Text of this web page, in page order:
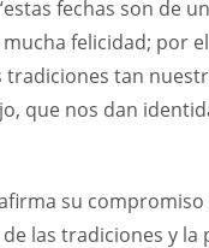
fechas son de
felicidad; por
tan
que nos dan
su
las tradiciones y la